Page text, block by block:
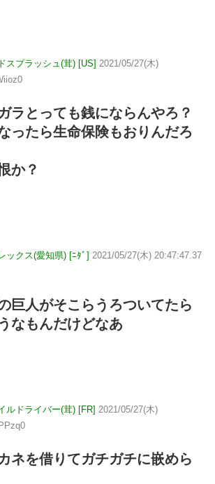
スプラッシュ(茸) [US] 2021/05/27(木)
ラとっても銭にならんやろ？
ったら生命保険もおりんだろ
か？
ックス(愛知県) [ﾆﾀﾞ] 2021/05/27(木) 20:47:47.37
巨人がそこらうろついてたら
なもんだけどなあ
ルドライバー(茸) [FR] 2021/05/27(木)
ネを借りてガチガチに嵌めら